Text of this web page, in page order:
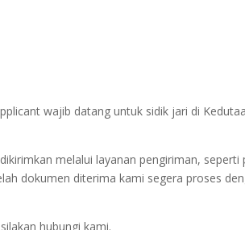
wajib datang untuk sidik jari di
melalui layanan pengiriman,
dokumen diterima kami segera proses
hubungi kami.